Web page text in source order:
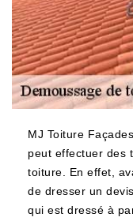
MJ Toiture
peut effectuer des
toiture. En effet,
de dresser un
qui est dressé à